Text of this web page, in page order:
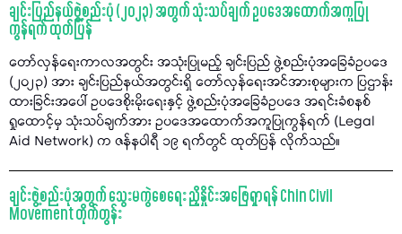
ချင်းပြည်နယ်ဖွဲ့စည်းပုံ (၂၀၂၃) အတွက် သုံးသပ်ချက် ဥပဒေအထောက်အကူပြု
ကွန်ရက် ထုတ်ပြန်
တော်လှန်ရေးကာလအတွင်း အသုံးပြုမည့် ချင်းပြည် ဖွဲ့စည်းပုံအခြေခံဥပဒေ
(၂၀၂၃) အား ချင်းပြည်နယ်အတွင်းရှိ တော်လှန်ရေးအင်အားစုများက ပြဌာန်း
ထားခြင်းအပေါ် ဥပဒေစိုးမိုးရေးနှင့် ဖွဲ့စည်းပုံအခြေခံဥပဒေ အရင်းခံစနစ်
ရှုထောင့်မှ သုံးသပ်ချက်အား ဥပဒေအထောက်အကူပြုကွန်ရက် (Legal
Aid Network) က ဇန်နဝါရီ ၁၉ ရက်တွင် ထုတ်ပြန် လိုက်သည်။
ချင်းဖွဲ့စည်းပုံအတွက် သွေးမကွဲစေရေး ညှိနှိုင်းအဖြေရှာရန် Chin Civil
Movement တိုက်တွန်း